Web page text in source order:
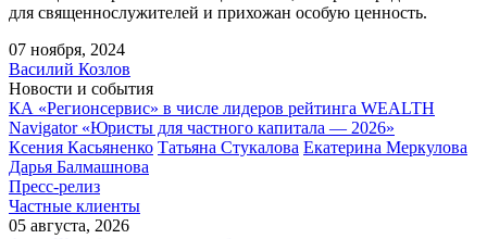
для священнослужителей и прихожан особую ценность.
07 ноября, 2024
Василий Козлов
Новости и события
КА «Регионсервис» в числе лидеров рейтинга WEALTH
Navigator «Юристы для частного капитала — 2026»
Ксения Касьяненко Татьяна Стукалова Екатерина Меркулова
Дарья Балмашнова
Пресс-релиз
Частные клиенты
05 августа, 2026